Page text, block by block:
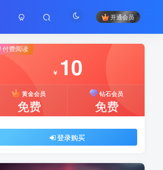
开通会员
付费阅读
￥ 10
黄金会员
免费
钻石会员
免费
登录购买